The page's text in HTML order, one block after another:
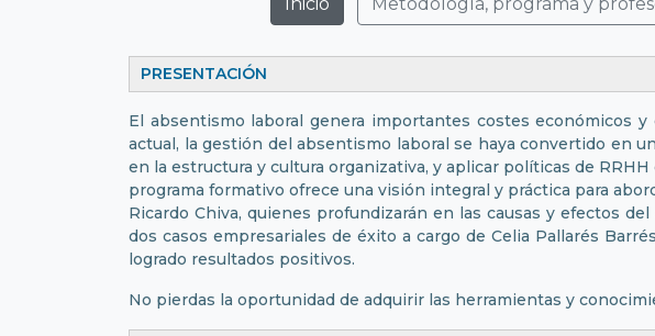
PRESENTACIÓN
El absentismo laboral genera importantes costes económicos
actual, la gestión del absentismo laboral se haya convertido en
en la estructura y cultura organizativa, y aplicar políticas de
programa formativo ofrece una visión integral y práctica para
Ricardo Chiva, quienes profundizarán en las causas y efectos
dos casos empresariales de éxito a cargo de Celia Pallarés
logrado resultados positivos.
No pierdas la oportunidad de adquirir las herramientas y